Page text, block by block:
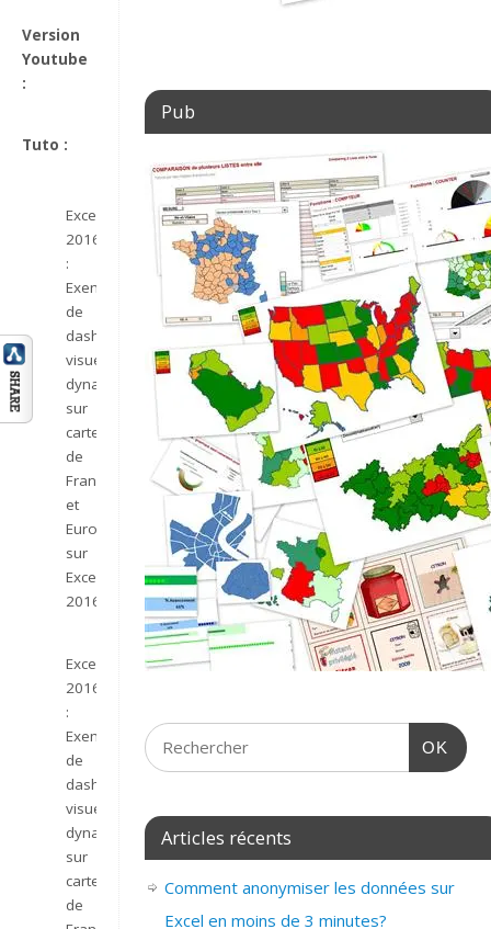
Version
Youtube
:
Tuto :
Excel
2016
:
Exemple
de
dashboard
visuel
dynamique
sur
carte
de
France
et
Europe
sur
Excel
2016.
Excel
2016
:
Exemple
de
dashboard
visuel
dynamique
sur
carte
de
Pub
OK
Articles récents
Comment anonymiser les données sur
Excel en moins de 3 minutes?